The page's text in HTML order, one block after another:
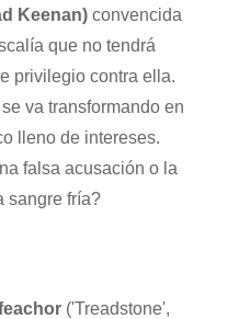
Keenan) convencida
que no tendrá
privilegio contra ella.
va transformando en
lleno de intereses.
falsa acusación o la
sangre fría?
('Treadstone',